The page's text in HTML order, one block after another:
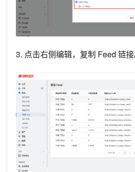
3. 点击右侧编辑，复制 Feed 链接